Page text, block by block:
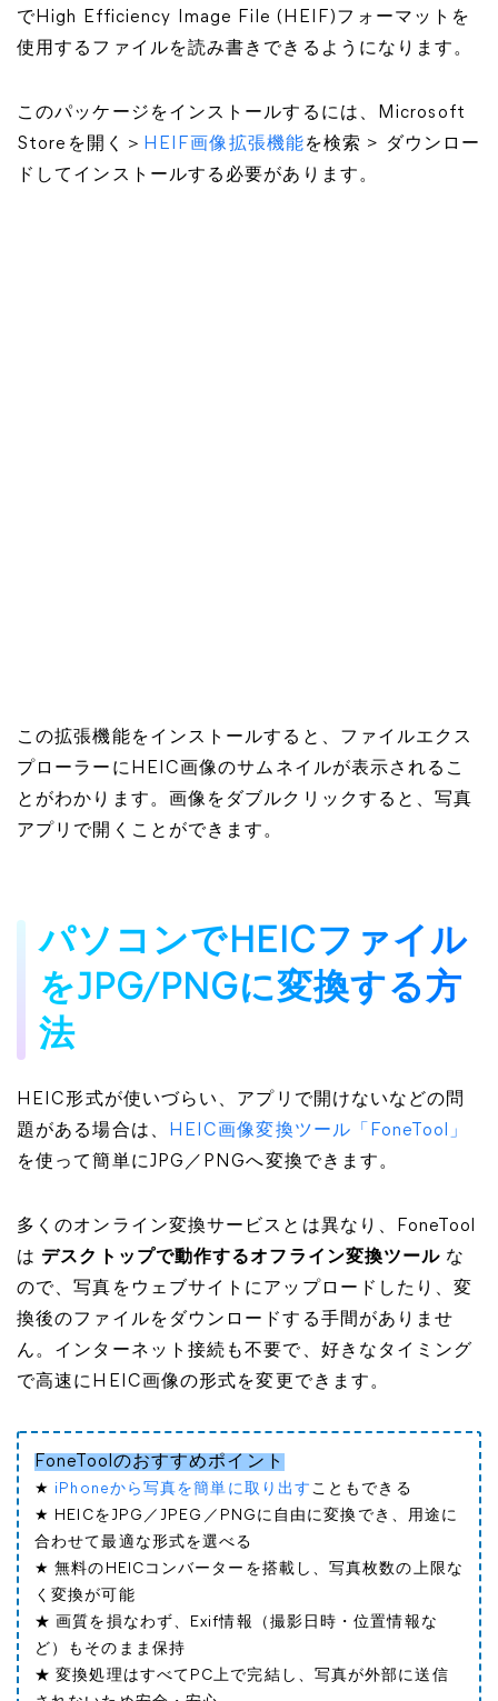
でHigh Efficiency Image File (HEIF)フォーマットを
使用するファイルを読み書きできるようになります。
このパッケージをインストールするには、Microsoft
Storeを開く＞ HEIF画像拡張機能を検索 > ダウンロー
ドしてインストールする必要があります。
この拡張機能をインストールすると、ファイルエクス
プローラーにHEIC画像のサムネイルが表示されるこ
とがわかります。画像をダブルクリックすると、写真
アプリで開くことができます。
パソコンでHEICファイル
をJPG/PNGに変換する方
法
HEIC形式が使いづらい、アプリで開けないなどの問
題がある場合は、
HEIC画像変換ツール「FoneTool」
を使って簡単にJPG／PNGへ変換できます。
多くのオンライン変換サービスとは異なり、FoneTool
はデスクトップで動作するオフライン変換ツール な
ので、写真をウェブサイトにアップロードしたり、変
換後のファイルをダウンロードする手間がありませ
ん。インターネット接続も不要で、好きなタイミング
で高速にHEIC画像の形式を変更できます。
FoneToolのおすすめポイント
★ iPhoneから写真を簡単に取り出す こともできる
★ HEICをJPG／JPEG／PNGに自由に変換でき、用途に
合わせて最適な形式を選べる
★ 無料のHEICコンバーターを搭載し、写真枚数の上限な
く変換が可能
★ 画質を損なわず、Exif情報（撮影日時・位置情報な
ど）もそのまま保持
★ 変換処理はすべてPC上で完結し、写真が外部に送信